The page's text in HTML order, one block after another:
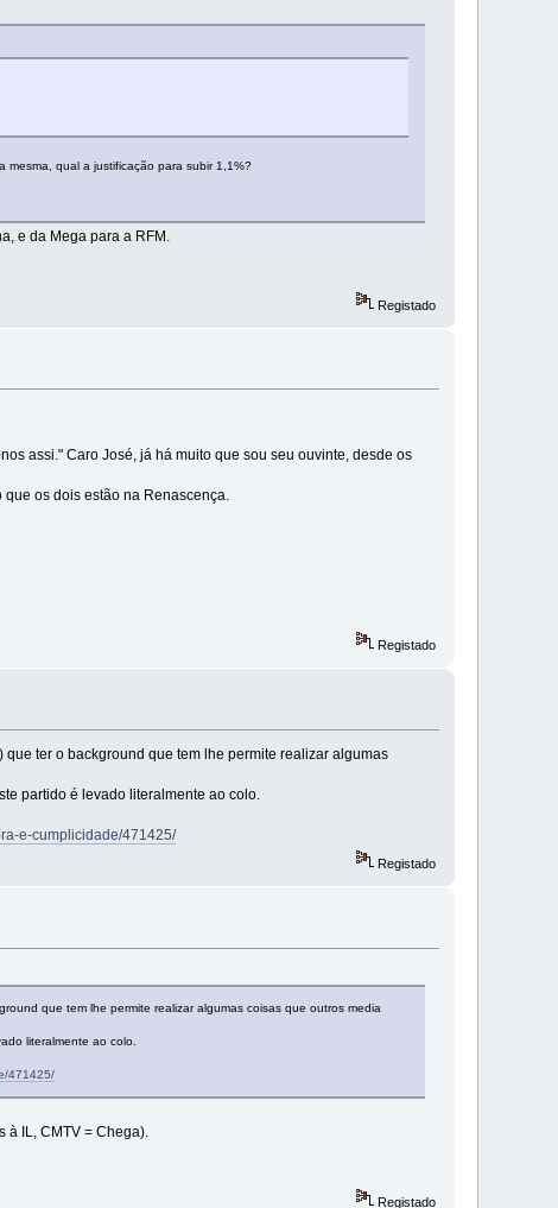
mesma, qual a justificação para subir 1,1%?
e da Mega para a RFM.
Registado
assi." Caro José, já há muito que sou seu ouvinte, desde os
os dois estão na Renascença.
Registado
ter o background que tem lhe permite realizar algumas
partido é levado literalmente ao colo.
e-cumplicidade/471425/
Registado
que tem lhe permite realizar algumas coisas que outros media
literalmente ao colo.
471425/
à IL, CMTV = Chega).
Registado